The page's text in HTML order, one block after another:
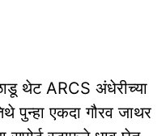
थेट ARCS अंधेरीच्या
पुन्हा एकदा गौरव जाथर